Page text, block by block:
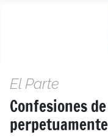
El Parte
Confesiones